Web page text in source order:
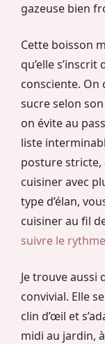
gazeuse bien
Cette boisson
qu’elle
consciente. On
sucre selon
on évite au
liste
posture stricte,
cuisiner avec
type d’élan,
cuisiner au fil
suivre le
Je trouve aussi
convivial. Elle
clin d’œil et
midi au jardin,